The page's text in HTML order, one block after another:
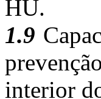
HU.
1.9
interior